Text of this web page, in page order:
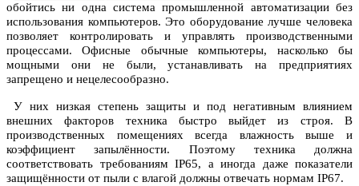
обойтись ни одна система промышленной автоматизации без
использования компьютеров. Это оборудование лучше человека
позволяет контролировать и управлять производственными
процессами. Офисные обычные компьютеры, насколько бы
мощными они не были, устанавливать на предприятиях
запрещено и нецелесообразно.
У них низкая степень защиты и под негативным влиянием
внешних факторов техника быстро выйдет из строя. В
производственных помещениях всегда влажность выше и
коэффициент запылённости. Поэтому техника должна
соответствовать требованиям IP65, а иногда даже показатели
защищённости от пыли с влагой должны отвечать нормам IP67.